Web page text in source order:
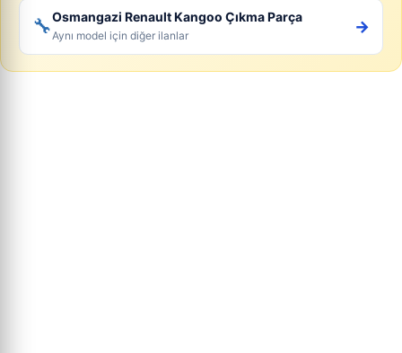
🔧Osmangazi Renault Kangoo Çıkma Parça
Aynı model için diğer ilanlar →